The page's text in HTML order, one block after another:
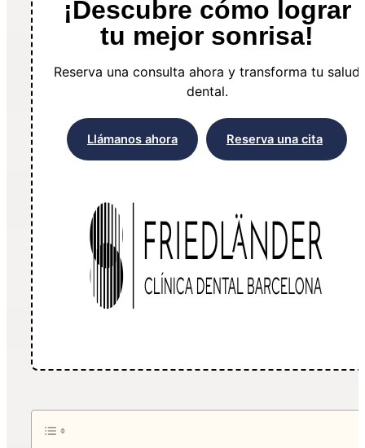
¡Descubre cómo lograr
tu mejor sonrisa!
Reserva una consulta ahora y transforma tu salud
dental.
Llámanos ahora Reserva una cita